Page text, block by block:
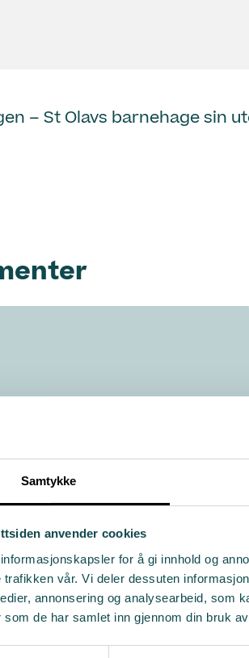
Samtykke
anvender cookies
for å gi innhold og
trafikken vår. Vi deler dessuten
annonsering og analysearbeid, som
som de har samlet inn gjennom din bruk
– St Olavs barnehage sin